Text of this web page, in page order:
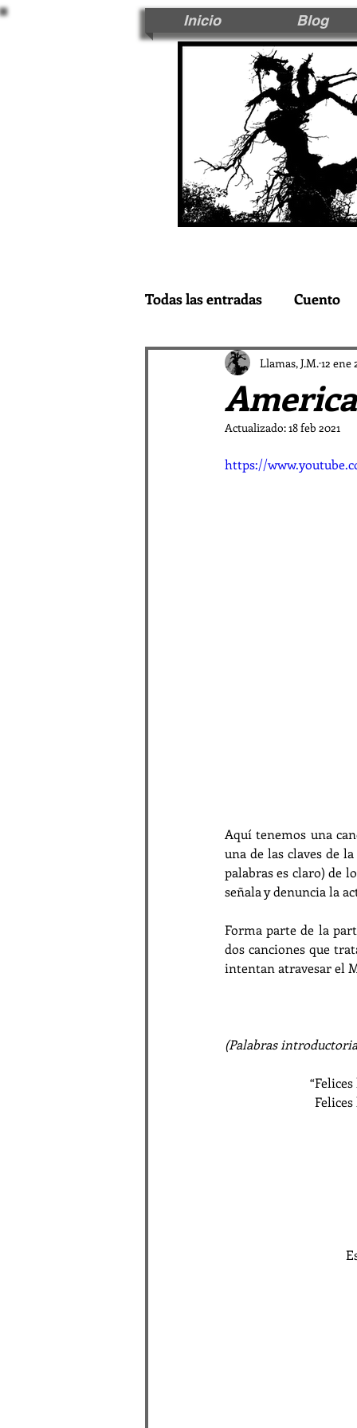
Inicio Blog
Todas las entradas Cuento
El Vampiro Malagueño
Patrística a las Afueras
Llamas, J.M.12 ene
Actualizado:18 feb 2021
https://
Aquí tenemos una
una de las claves de
palabras es claro) de
señala y denuncia la
Forma parte de la
dos canciones que
intentan atravesar el
(Palabras